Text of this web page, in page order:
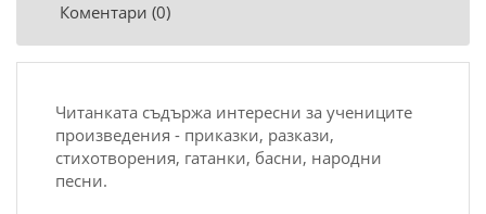
Коментари (0)
Читанката съдържа интересни за учениците
произведения - приказки, разкази,
стихотворения, гатанки, басни, народни
песни.